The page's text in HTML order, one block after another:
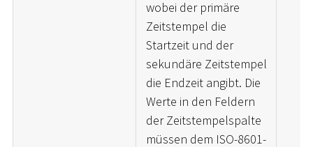
wobei der primäre
Zeitstempel die
Startzeit und der
sekundäre Zeitstempel
die Endzeit angibt. Die
Werte in den Feldern
der Zeitstempelspalte
müssen dem ISO-8601-